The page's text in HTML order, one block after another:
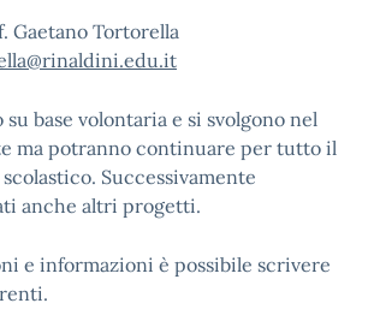
Gaetano Tortorella
base volontaria e si svolgono nel
ma potranno continuare per tutto il
Successivamente
anche altri progetti.
e informazioni è possibile scrivere